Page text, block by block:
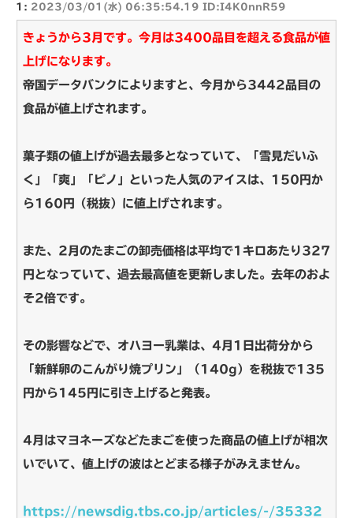
1: 2023/03/01(水) 06:35:54.19 ID:I4K0nnR59
きょうから3月です。今月は3400品目を超える食品が値
上げになります。
帝国データバンクによりますと、今月から3442品目の
食品が値上げされます。
菓子類の値上げが過去最多となっていて、「雪見だいふ
く」「爽」「ピノ」といった人気のアイスは、150円か
ら160円（税抜）に値上げされます。
また、2月のたまごの卸売価格は平均で1キロあたり327
円となっていて、過去最高値を更新しました。去年のおよ
そ2倍です。
その影響などで、オハヨー乳業は、4月1日出荷分から
「新鮮卵のこんがり焼プリン」（140g）を税抜で135
円から145円に引き上げると発表。
4月はマヨネーズなどたまごを使った商品の値上げが相次
いでいて、値上げの波はとどまる様子がみえません。
https://newsdig.tbs.co.jp/articles/-/35332